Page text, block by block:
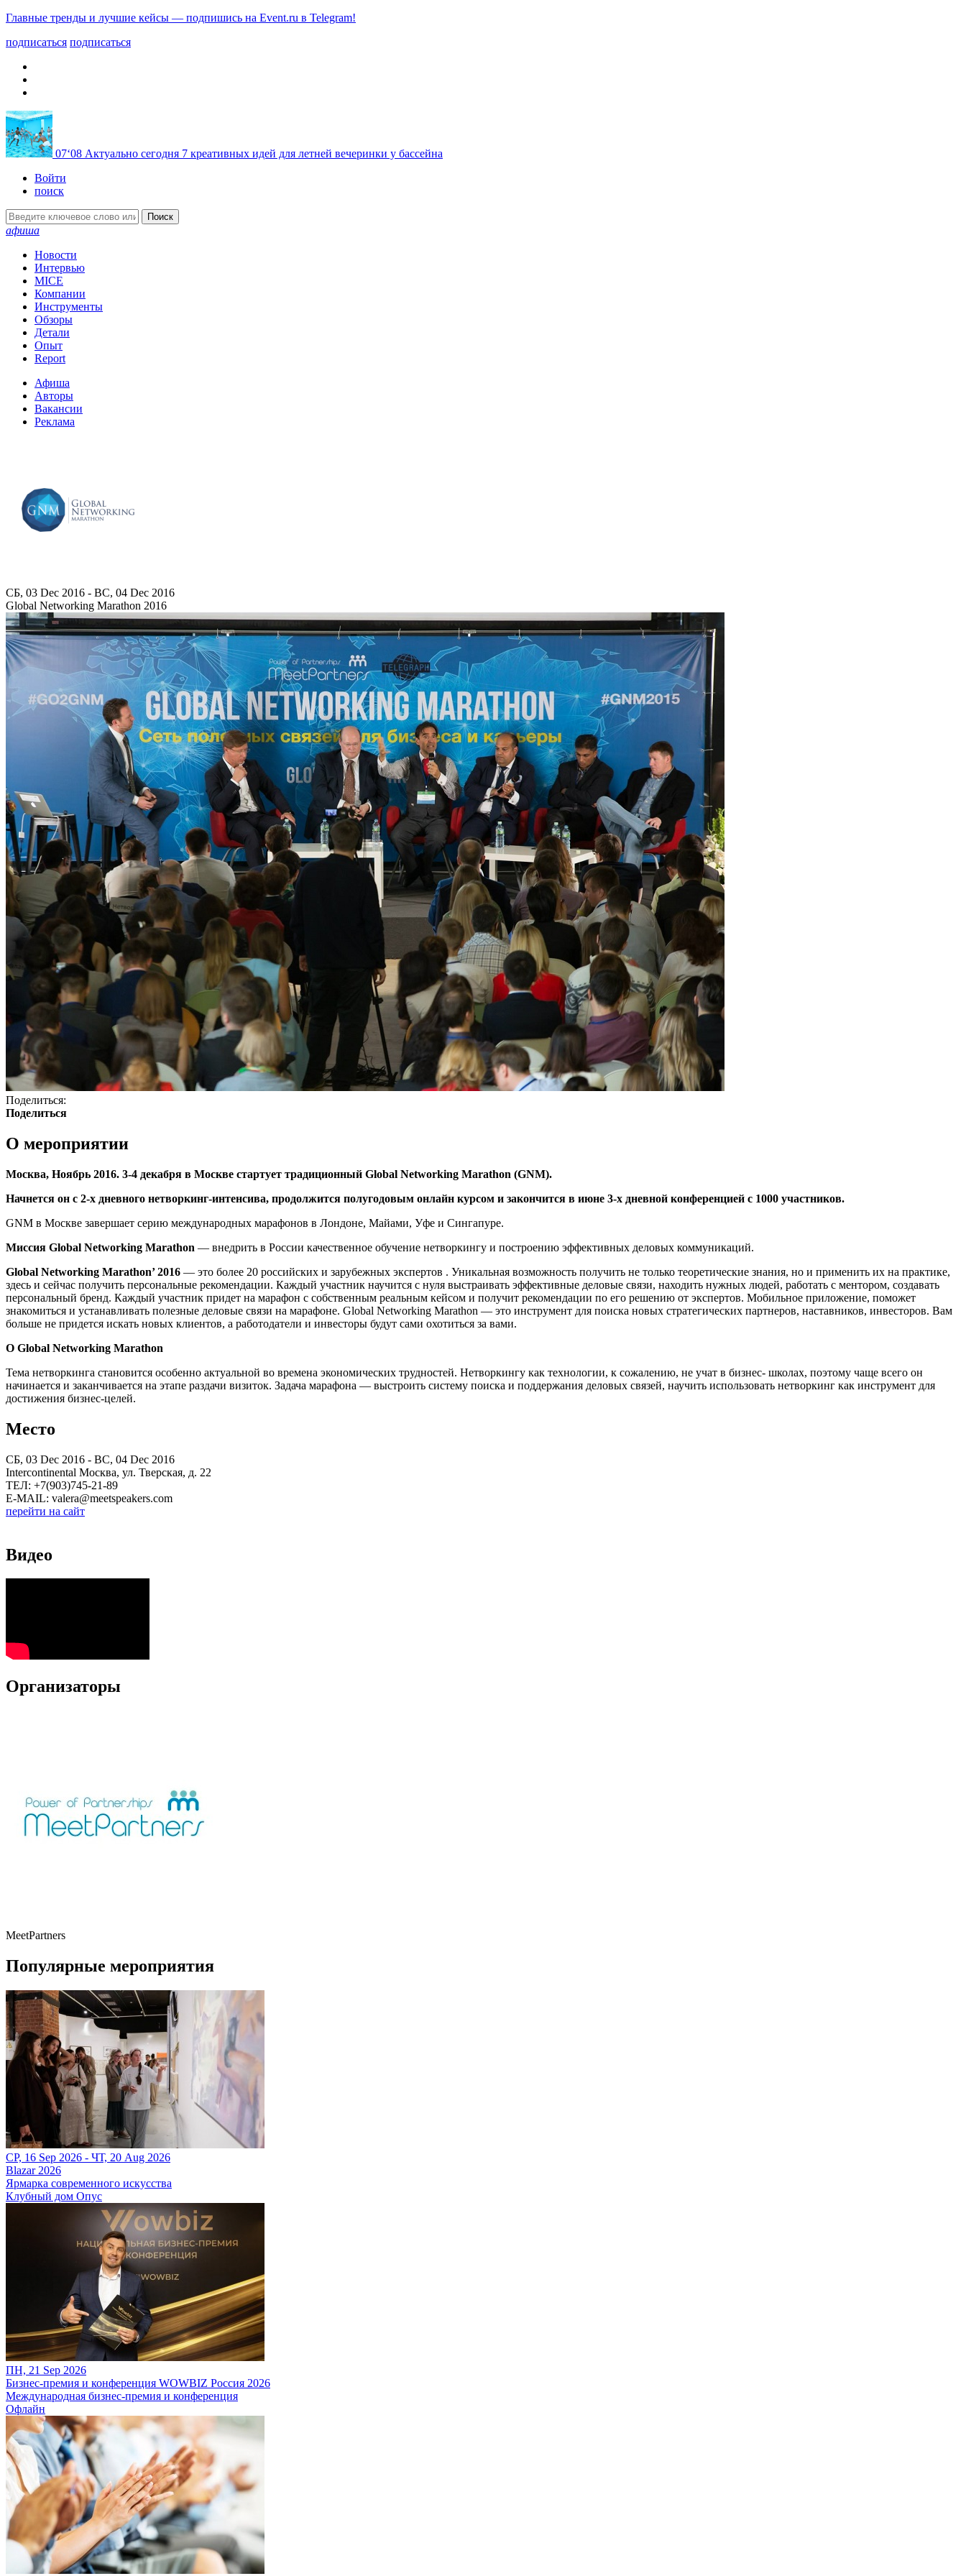
Главные тренды и лучшие кейсы — подпишись на Event.ru в Telegram!
подписаться подписаться
07‘08 Актуально сегодня 7 креативных идей для летней вечеринки у бассейна
Войти
поиск
Поиск
афиша
Новости
Интервью
MICE
Компании
Инструменты
Обзоры
Детали
Опыт
Report
Афиша
Авторы
Вакансии
Реклама
СБ, 03 Dec 2016 - ВС, 04 Dec 2016
Global Networking Marathon 2016
Поделиться:
Поделиться
О мероприятии
Москва, Ноябрь 2016. 3-4 декабря в Москве стартует традиционный Global Networking Marathon (GNM).
Начнется он с 2-х дневного нетворкинг-интенсива, продолжится полугодовым онлайн курсом и закончится в июне 3-х дневной конференцией с 1000 участников.
GNM в Москве завершает серию международных марафонов в Лондоне, Майами, Уфе и Сингапуре.
Миссия Global Networking Marathon — внедрить в России качественное обучение нетворкингу и построению эффективных деловых коммуникаций.
Global Networking Marathon’ 2016 — это более 20 российских и зарубежных экспертов . Уникальная возможность получить не только теоретические знания, но и применить их на практике,
здесь и сейчас получить персональные рекомендации. Каждый участник научится с нуля выстраивать эффективные деловые связи, находить нужных людей, работать с ментором, создавать
персональный бренд. Каждый участник придет на марафон с собственным реальным кейсом и получит рекомендации по его решению от экспертов. Мобильное приложение, поможет
знакомиться и устанавливать полезные деловые связи на марафоне. Global Networking Marathon — это инструмент для поиска новых стратегических партнеров, наставников, инвесторов. Вам
больше не придется искать новых клиентов, а работодатели и инвесторы будут сами охотиться за вами.
О Global Networking Marathon
Тема нетворкинга становится особенно актуальной во времена экономических трудностей. Нетворкингу как технологии, к сожалению, не учат в бизнес- школах, поэтому чаще всего он
начинается и заканчивается на этапе раздачи визиток. Задача марафона — выстроить систему поиска и поддержания деловых связей, научить использовать нетворкинг как инструмент для
достижения бизнес-целей.
Место
СБ, 03 Dec 2016 - ВС, 04 Dec 2016
Intercontinental Москва, ул. Тверская, д. 22
ТЕЛ: +7(903)745-21-89
E-MAIL: valera@meetspeakers.com
перейти на сайт
Видео
Организаторы
MeetPartners
Популярные мероприятия
СР, 16 Sep 2026 - ЧТ, 20 Aug 2026
Blazar 2026
Ярмарка современного искусства
Клубный дом Опус
ПН, 21 Sep 2026
Бизнес-премия и конференция WOWBIZ Россия 2026
Международная бизнес-премия и конференция
Офлайн